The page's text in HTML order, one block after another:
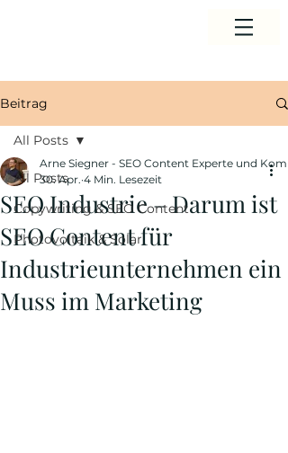
Beitrag
All Posts
Copywriting & SEO Content
Photovoltaik & Solar
All Posts
SEO Industrie – Darum ist
SEO Content für
Industrieunternehmen ein
Muss im Marketing
Arne Siegner - SEO Content Experte und
30. Apr. 4 Min. Lesezeit